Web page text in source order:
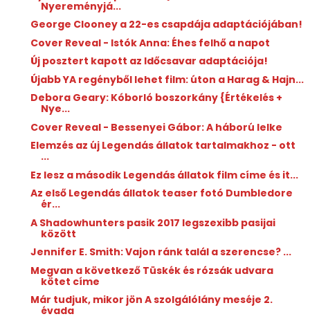
Nyereményjá...
George Clooney a 22-es csapdája adaptációjában!
Cover Reveal - Istók Anna: Éhes felhő a napot
Új posztert kapott az Időcsavar adaptációja!
Újabb YA regényből lehet film: úton a Harag & Hajn...
Debora Geary: Kóborló ​boszorkány {Értékelés +
Nye...
Cover Reveal - Bessenyei Gábor: A háború lelke
Elemzés az új Legendás állatok tartalmakhoz - ott
...
Ez lesz a második Legendás állatok film címe és it...
Az első Legendás állatok teaser fotó Dumbledore
ér...
A Shadowhunters pasik 2017 legszexibb pasijai
között
Jennifer E. Smith: Vajon ​ránk talál a szerencse? ...
Megvan a következő Tüskék és rózsák udvara
kötet címe
Már tudjuk, mikor jön A szolgálólány meséje 2.
évada